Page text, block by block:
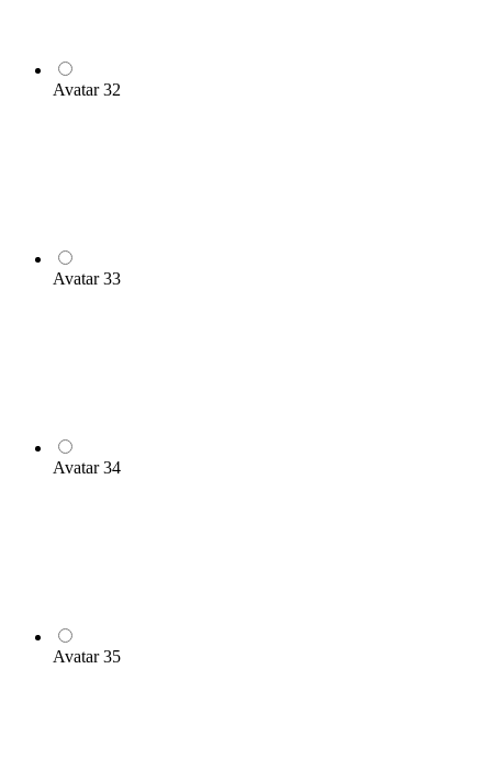
Avatar 32
Avatar 33
Avatar 34
Avatar 35